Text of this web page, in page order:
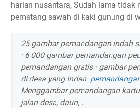
harian nusantara, Sudah lama tidak
pematang sawah di kaki gunung di
25 gambar pemandangan indah
· 6 000 gambar pemandangan
pemandangan gratis · gambar
di desa yang indah
Menggambar pemandangan
jalan desa, daun, .